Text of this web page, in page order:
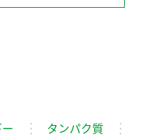
タンパク質